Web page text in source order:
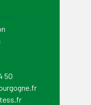
50